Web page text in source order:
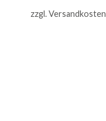
zzgl.Versandkosten